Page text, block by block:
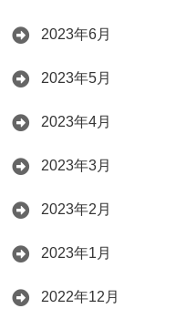
2023年6月
2023年5月
2023年4月
2023年3月
2023年2月
2023年1月
2022年12月